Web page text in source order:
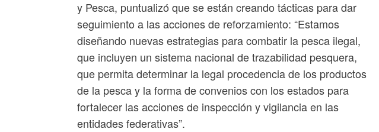
y Pesca, puntualizó que se están creando tácticas para dar
seguimiento a las acciones de reforzamiento: “Estamos
diseñando nuevas estrategias para combatir la pesca ilegal,
que incluyen un sistema nacional de trazabilidad pesquera,
que permita determinar la legal procedencia de los productos
de la pesca y la forma de convenios con los estados para
fortalecer las acciones de inspección y vigilancia en las
entidades federativas”.